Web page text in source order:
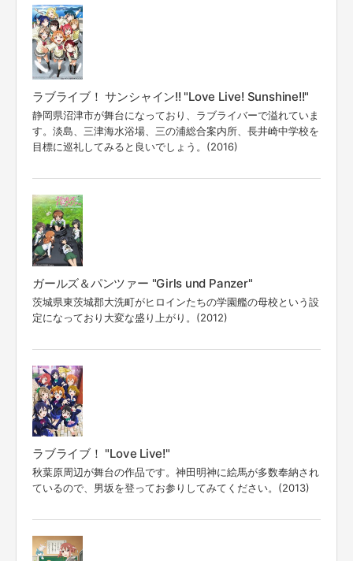
ラブライブ！ サンシャイン!! "Love Live! Sunshine!!"
静岡県沼津市が舞台になっており、ラブライバーで溢れていま
す。淡島、三津海水浴場、三の浦総合案内所、長井崎中学校を
目標に巡礼してみると良いでしょう。(2016)
ガールズ＆パンツァー "Girls und Panzer"
茨城県東茨城郡大洗町がヒロインたちの学園艦の母校という設
定になっており大変な盛り上がり。(2012)
ラブライブ！ "Love Live!"
秋葉原周辺が舞台の作品です。神田明神に絵馬が多数奉納され
ているので、男坂を登ってお参りしてみてください。(2013)